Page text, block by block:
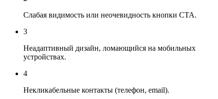
Слабая видимость или неочевидность кнопки CTA.
3
Неадаптивный дизайн, ломающийся на мобильных
устройствах.
4
Некликабельные контакты (телефон, email).